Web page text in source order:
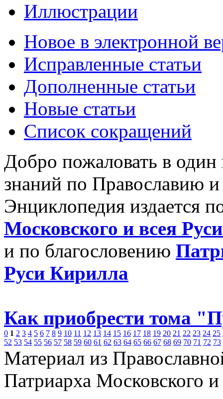
Иллюстрации
Новое в электронной
Исправленные статьи
Дополненные статьи
Новые статьи
Список сокращений
Добро пожаловать в
знаний по Православию
Энциклопедия издается
Московского и всея
и по благословению
Руси Кирилла
Как приобрести тома
0 1 2 3 4 5 6 7 8 9 10 11 12 13 14 15 16 17 18 19 20 21 22 23 24 25
52 53 54 55 56 57 58 59 60 61 62 63 64 65 66 67 68 69 70 71 72 73
Материал из
Патриарха Московского